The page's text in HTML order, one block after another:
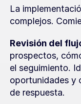
La
complejos.
Revisión del
prospectos,
el seguimiento.
oportunidades y
de respuesta.